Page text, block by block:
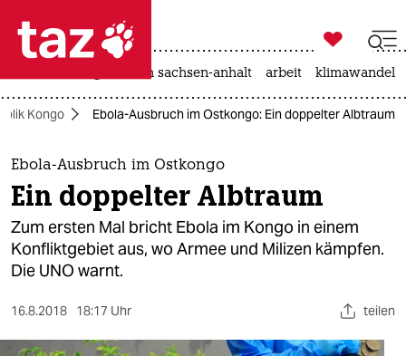
 taz zahl ich
taz zahl ich
themen
politik
öko

taz zahl ich
landtagswahl in sachsen-anhalt arbeit klimawandel
Kongo Ebola-Ausbruch im Ostkongo: Ein doppelter Albtraum
Ebola-Ausbruch im Ostkongo
Ein doppelter Albtraum
Zum ersten Mal bricht Ebola im Kongo in einem
Konfliktgebiet aus, wo Armee und Milizen kämpfen.
Die UNO warnt.
16.8.2018 18:17 Uhr teilen